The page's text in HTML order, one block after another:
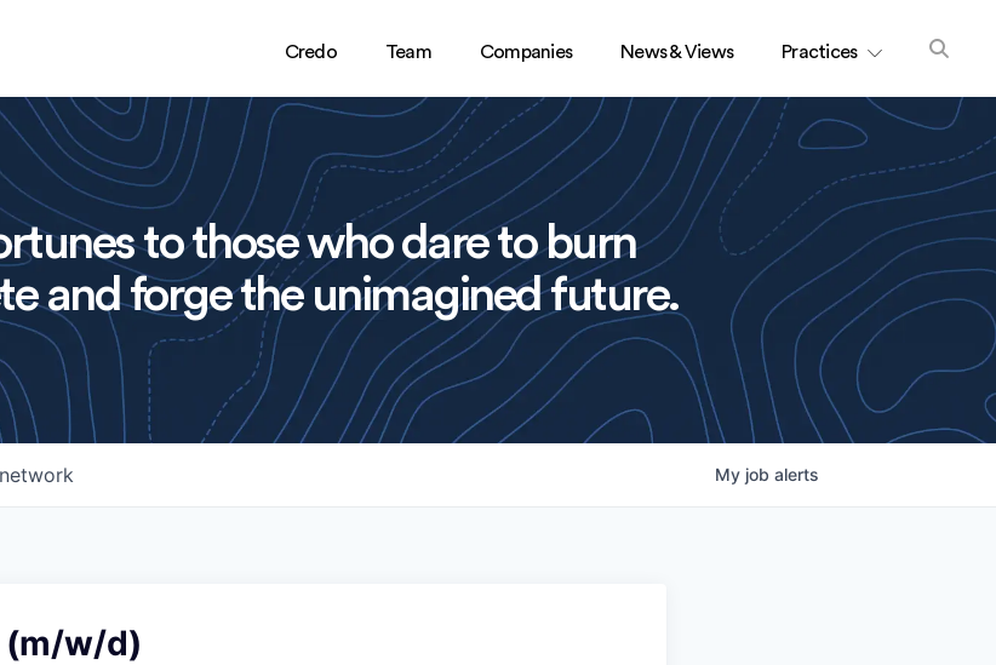
Credo Team Companies News & Views Practices
to those who dare to burn
and forge the unimagined future.
My job alerts
(m/w/d)